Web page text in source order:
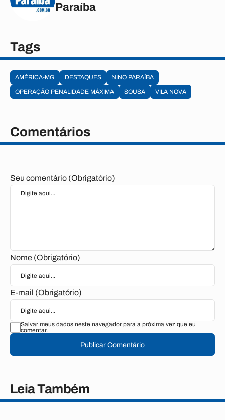
Paraíba
Tags
AMÉRICA-MG DESTAQUES
NINO PARAÍBA
OPERAÇÃO PENALIDADE MÁXIMA
SOUSA VILA NOVA
Comentários
Seu comentário (Obrigatório)
Nome (Obrigatório)
E-mail (Obrigatório)
Salvar meus dados neste navegador para a próxima vez que eu
comentar.
Publicar Comentário
Leia Também